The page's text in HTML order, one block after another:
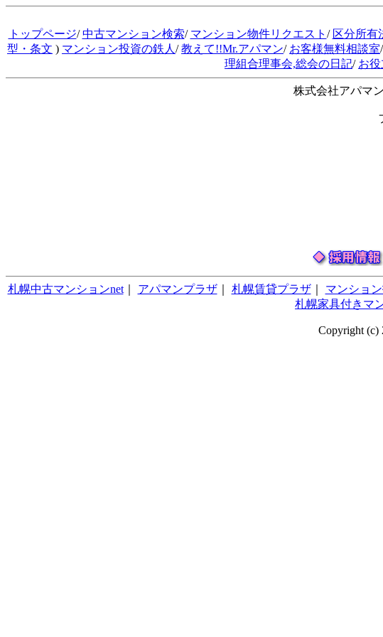
トップページ/中古マンション検索/ マンション物件リクエスト / 区分所有
型・条文 ) マンション投資の鉄人 /教えて!!Mr.アパマン/ お客様無料相談室/
理組合理事会,総会の日記/ お
株式会社アパマ
札幌中古マンションnet｜ アパマンプラザ｜ 札幌賃貸プラザ｜ マンショ
札幌家具付きマ
Copyright (c)